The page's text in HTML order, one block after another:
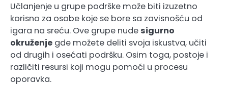
Učlanjenje u grupe podrške može biti izuzetno
korisno za osobe koje se bore sa zavisnošću od
igara na sreću. Ove grupe nude sigurno
okruženje gde možete deliti svoja iskustva, učiti
od drugih i osećati podršku. Osim toga, postoje i
različiti resursi koji mogu pomoći u procesu
oporavka.